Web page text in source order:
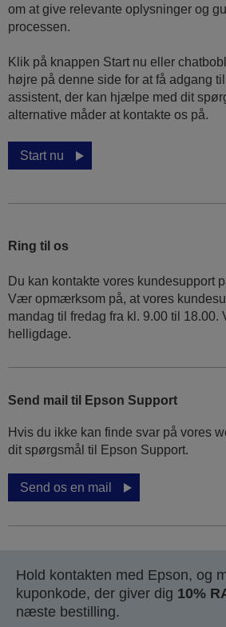
om at give relevante oplysninger og
processen.
Klik på knappen Start nu eller
højre på denne side for at få adgang
assistent, der kan hjælpe med dit
alternative måder at kontakte os på.
Start nu
Ring til os
Du kan kontakte vores kundesupport
Vær opmærksom på, at vores
mandag til fredag ​​fra kl. 9.00 til 18.00.
helligdage.
Send mail til Epson Support
Hvis du ikke kan finde svar på vores
dit spørgsmål til Epson Support.
Send os en mail
Hold kontakten med Epson, og
kuponkode, der giver dig 10%
næste bestilling.